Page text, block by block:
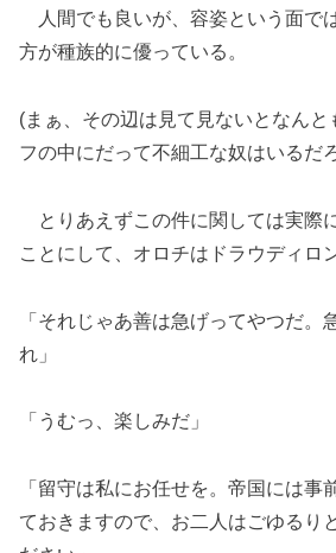
人間でも良いが、容姿という面で
方が種族的に優っている。
(まぁ、その辺は見て見ないとなん
フの中にだって不細工な奴はいるだ
とりあえずこの件に関しては実際
ことにして、オロチはドラウディロ
「それじゃあ善は急げってやつだ。
れ」
「うむっ、楽しみだ」
「留守は私にお任せを。帝国には事
ておきますので、お二人はごゆるり